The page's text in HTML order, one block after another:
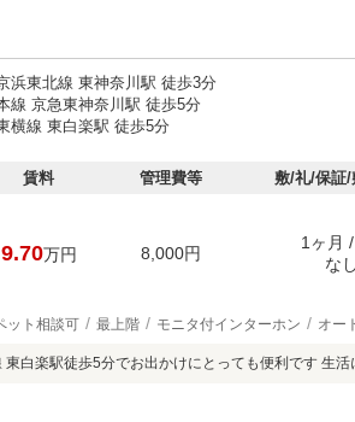
浜東北線 東神奈川駅 徒歩3分
線 京急東神奈川駅 徒歩5分
横線 東白楽駅 徒歩5分
賃料 管理費等 敷/礼/保証/
9.70万円 8,000円
1ヶ月
な
ット相談可 最上階 モニタ付インターホン オー
東白楽駅徒歩5分でお出かけにとっても便利です 生活